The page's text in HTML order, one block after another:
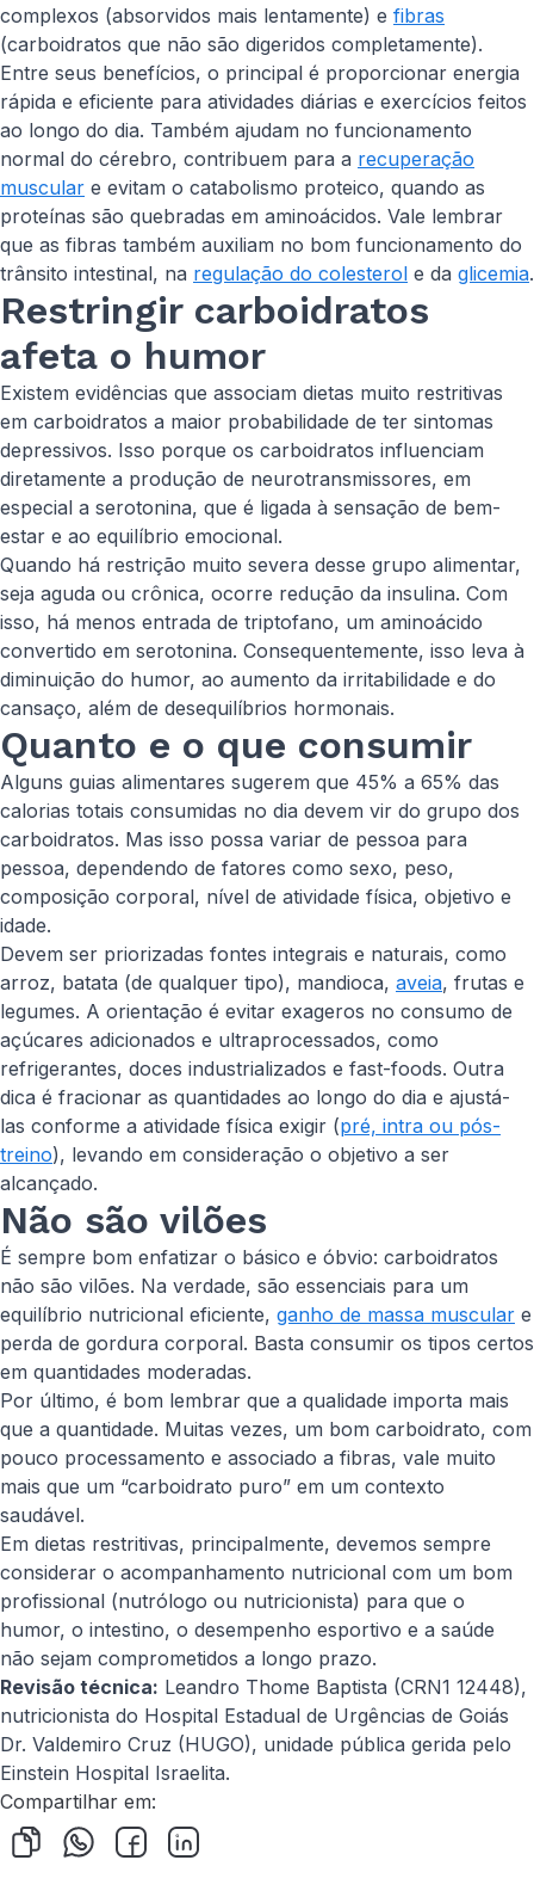
complexos (absorvidos mais lentamente) e fibras
(carboidratos que não são digeridos completamente).
Entre seus benefícios, o principal é proporcionar energia
rápida e eficiente para atividades diárias e exercícios feitos
ao longo do dia. Também ajudam no funcionamento
normal do cérebro, contribuem para a recuperação
muscular e evitam o catabolismo proteico, quando as
proteínas são quebradas em aminoácidos. Vale lembrar
que as fibras também auxiliam no bom funcionamento do
trânsito intestinal, na regulação do colesterol e da glicemia.
Restringir carboidratos
afeta o humor
Existem evidências que associam dietas muito restritivas
em carboidratos a maior probabilidade de ter sintomas
depressivos. Isso porque os carboidratos influenciam
diretamente a produção de neurotransmissores, em
especial a serotonina, que é ligada à sensação de bem-
estar e ao equilíbrio emocional.
Quando há restrição muito severa desse grupo alimentar,
seja aguda ou crônica, ocorre redução da insulina. Com
isso, há menos entrada de triptofano, um aminoácido
convertido em serotonina. Consequentemente, isso leva à
diminuição do humor, ao aumento da irritabilidade e do
cansaço, além de desequilíbrios hormonais.
Quanto e o que consumir
Alguns guias alimentares sugerem que 45% a 65% das
calorias totais consumidas no dia devem vir do grupo dos
carboidratos. Mas isso possa variar de pessoa para
pessoa, dependendo de fatores como sexo, peso,
composição corporal, nível de atividade física, objetivo e
idade.
Devem ser priorizadas fontes integrais e naturais, como
arroz, batata (de qualquer tipo), mandioca, aveia, frutas e
legumes. A orientação é evitar exageros no consumo de
açúcares adicionados e ultraprocessados, como
refrigerantes, doces industrializados e fast-foods. Outra
dica é fracionar as quantidades ao longo do dia e ajustá-
las conforme a atividade física exigir (pré, intra ou pós-
treino), levando em consideração o objetivo a ser
alcançado.
Não são vilões
É sempre bom enfatizar o básico e óbvio: carboidratos
não são vilões. Na verdade, são essenciais para um
equilíbrio nutricional eficiente, ganho de massa muscular e
perda de gordura corporal. Basta consumir os tipos certos
em quantidades moderadas.
Por último, é bom lembrar que a qualidade importa mais
que a quantidade. Muitas vezes, um bom carboidrato, com
pouco processamento e associado a fibras, vale muito
mais que um “carboidrato puro” em um contexto
saudável.
Em dietas restritivas, principalmente, devemos sempre
considerar o acompanhamento nutricional com um bom
profissional (nutrólogo ou nutricionista) para que o
humor, o intestino, o desempenho esportivo e a saúde
não sejam comprometidos a longo prazo.
Revisão técnica: Leandro Thome Baptista (CRN1 12448),
nutricionista do Hospital Estadual de Urgências de Goiás
Dr. Valdemiro Cruz (HUGO), unidade pública gerida pelo
Einstein Hospital Israelita.
Compartilhar em: